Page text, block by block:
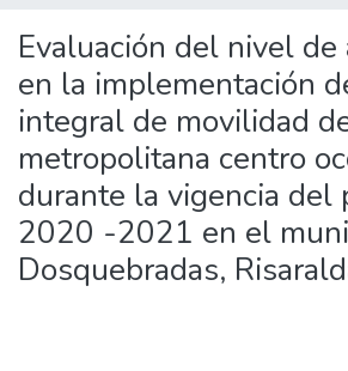
Evaluación del nivel
en la implementación
integral de movilidad
metropolitana centro
durante la vigencia del
2020 -2021 en el
Dosquebradas,